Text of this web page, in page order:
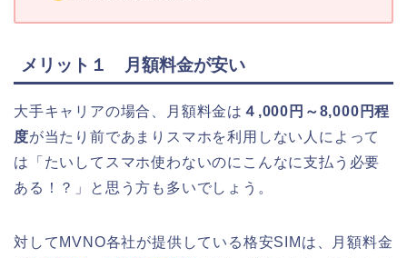
メリット１ 月額料金が安い
大手キャリアの場合、月額料金は ４,000円～8,000円程
度が当たり前であまりスマホを利用しない人によって
は「たいしてスマホ使わないのにこんなに支払う必要
ある！？」と思う方も多いでしょう。
対してMVNO各社が提供している格安SIMは、月額料金